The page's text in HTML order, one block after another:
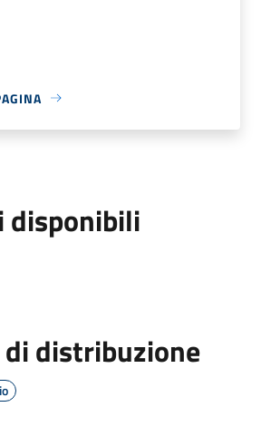
disponibili
di distribuzione